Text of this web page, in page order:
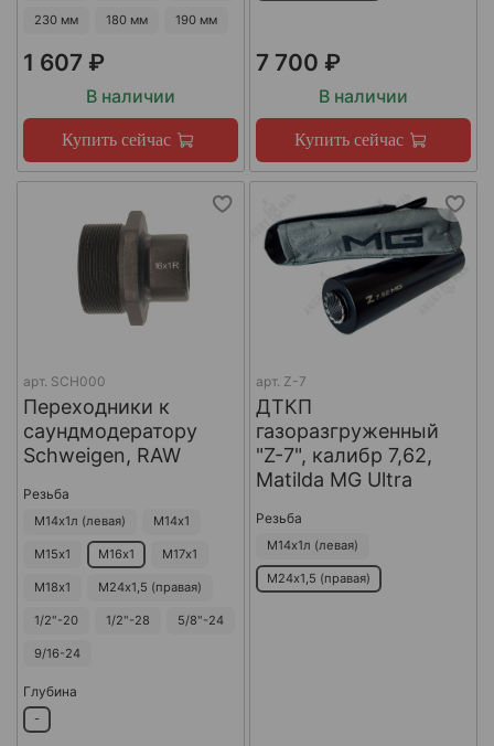
230 мм 180 мм 190 мм
1 607 ₽
В наличии
Купить сейчас
7 700 ₽
В наличии
Купить сейчас
арт. SCH000
Переходники к
саундмодератору
Schweigen, RAW
Резьба
М14х1л (левая) М14х1
М15х1 М16х1 М17х1
М18х1 М24х1,5 (правая)
1/2"-20 1/2"-28 5/8"-24
9/16-24
Глубина
-
арт. Z-7
ДТКП
газоразгруженный
"Z-7", калибр 7,62,
Matilda MG Ultra
Резьба
М14х1л (левая)
М24х1,5 (правая)